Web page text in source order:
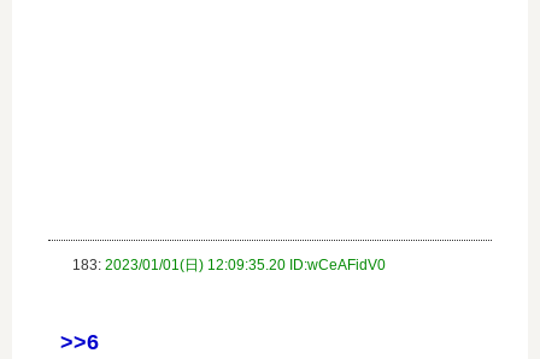
183: 2023/01/01(日) 12:09:35.20 ID:wCeAFidV0
>>6